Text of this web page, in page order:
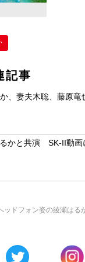
記事
、妻夫木聡、藤原
かと共演 SK-II動画
ッドフォン姿の綾瀬はる